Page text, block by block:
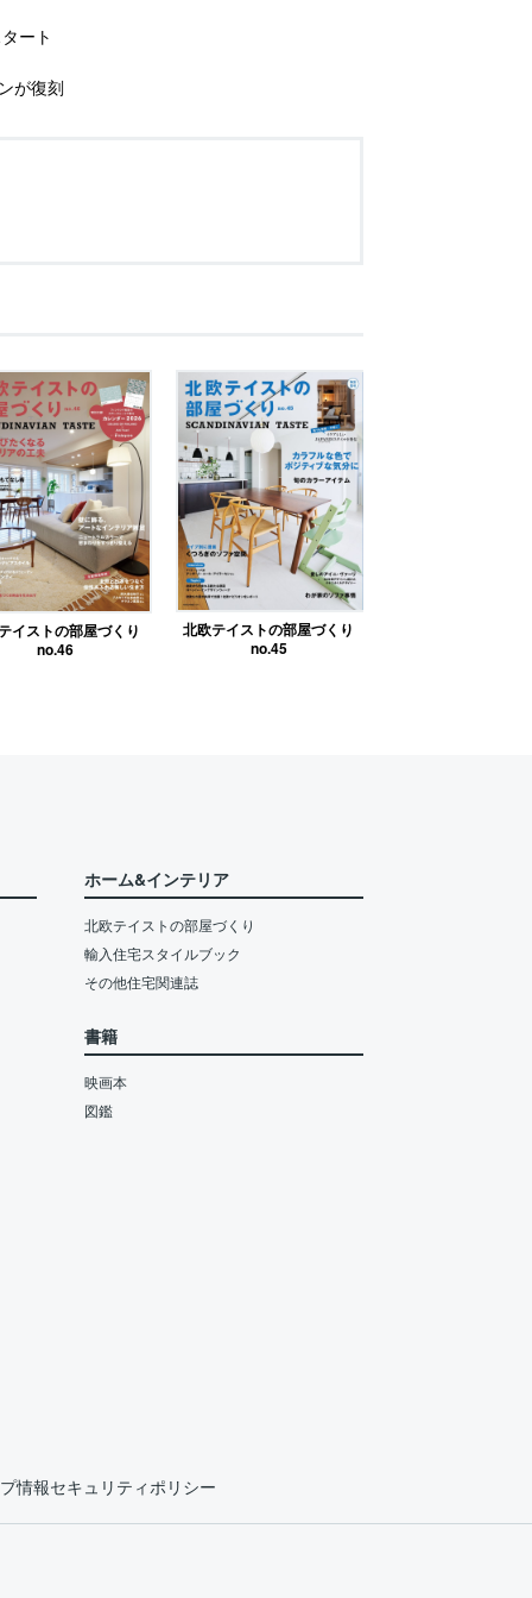
ート
が復刻
イストの部屋づくり
no.46
北欧テイストの部屋づくり
no.45
ホーム&インテリア
北欧テイストの部屋づくり
輸入住宅スタイルブック
その他住宅関連誌
書籍
映画本
図鑑
情報セキュリティポリシー